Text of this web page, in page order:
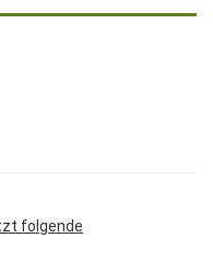
folgende